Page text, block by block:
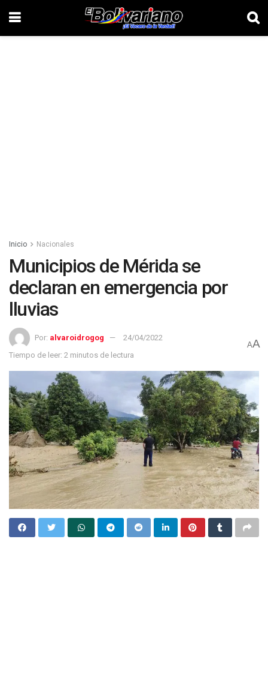
Inicio Nacionales
Municipios de Mérida se
declaran en emergencia por
lluvias
Por: alvaroidrogog
24/04/2022
Tiempo de leer: 2 minutos de lectura
AA